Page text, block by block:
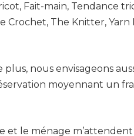
Fait-main, Tendance
Crochet, The Knitter, Yarn
nous envisageons
moyennant un
et le ménage m’attendent